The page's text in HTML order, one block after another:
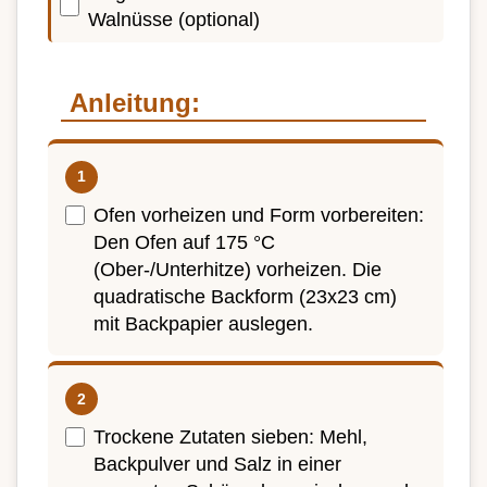
Walnüsse (optional)
Anleitung:
Ofen vorheizen und Form vorbereiten:
Den Ofen auf 175 °C
(Ober-/Unterhitze) vorheizen. Die
quadratische Backform (23x23 cm)
mit Backpapier auslegen.
Trockene Zutaten sieben: Mehl,
Backpulver und Salz in einer